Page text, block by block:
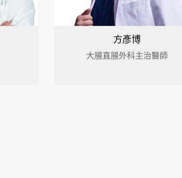
方彥博
大腸直腸外科主治醫師